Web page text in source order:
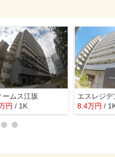
ームス江坂
円 / 1K 8.4万円 /